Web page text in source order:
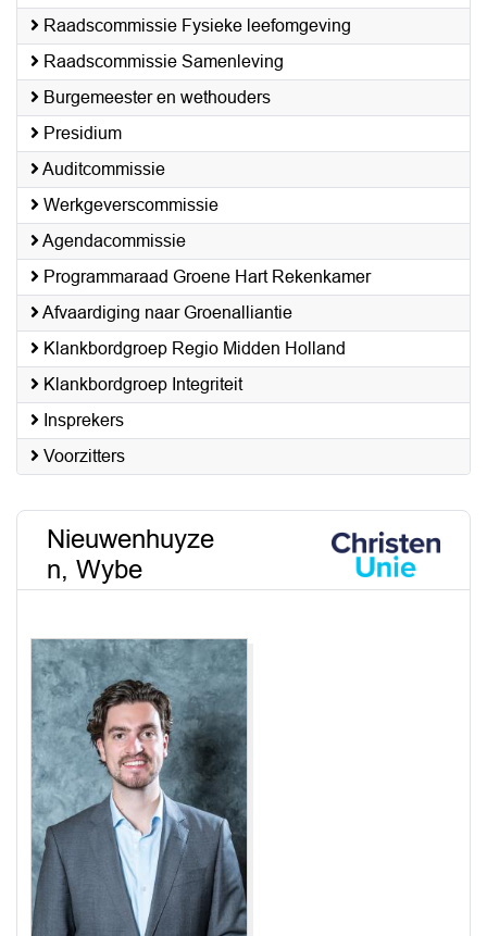
Raadscommissie Fysieke leefomgeving
Raadscommissie Samenleving
Burgemeester en wethouders
Presidium
Auditcommissie
Werkgeverscommissie
Agendacommissie
Programmaraad Groene Hart Rekenkamer
Afvaardiging naar Groenalliantie
Klankbordgroep Regio Midden Holland
Klankbordgroep Integriteit
Insprekers
Voorzitters
Nieuwenhuyze
n, Wybe